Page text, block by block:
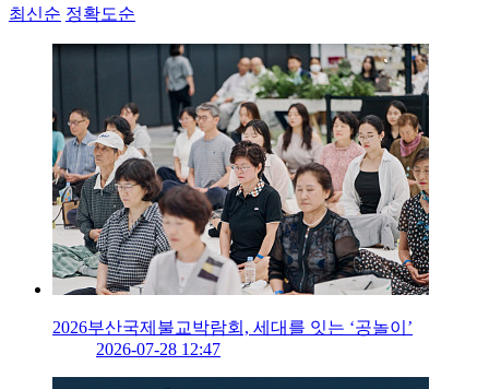
최신순 정확도순
2026부산국제불교박람회, 세대를 잇는 ‘공놀이’
2026-07-28 12:47